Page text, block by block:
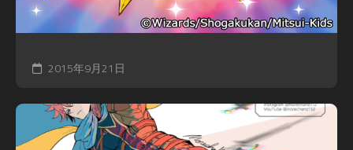
2015年9月21日